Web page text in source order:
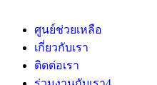
ศูนย์ช่วยเหลือ
เกี่ยวกับเรา
ติดต่อเรา